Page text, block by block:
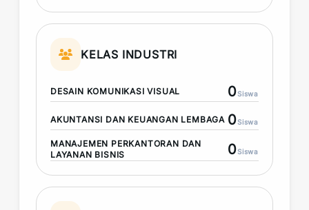
KELAS INDUSTRI
DESAIN KOMUNIKASI VISUAL 0Siswa
AKUNTANSI DAN KEUANGAN LEMBAGA 0Siswa
MANAJEMEN PERKANTORAN DAN
LAYANAN BISNIS
0Siswa